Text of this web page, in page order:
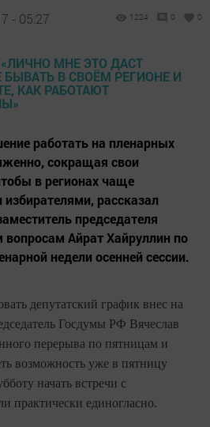
- 05:27 1224 0 0
работать на пленарных
сокращая свои
в регионах чаще
избирателями, рассказал
председателя
Айрат Хайруллин по
недели осенней сессии.
депутатский график внес на
Госдумы РФ Вячеслав
перерыва по пятницам и
возможность уже в пятницу
начать встречи с
практически единогласно.